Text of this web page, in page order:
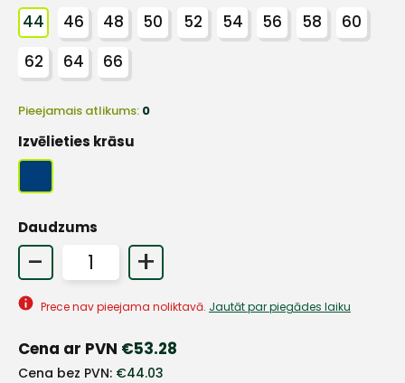
44 46 48 50 52 54 56 58
60
62
64 66
Pieejamais atlikums: 0
Izvēlieties krāsu
Daudzums
- +
Prece nav pieejama noliktavā. Jautāt par piegādes laiku
Cena ar PVN €53.28
Cena bez PVN: €44.03
Sazinies
+